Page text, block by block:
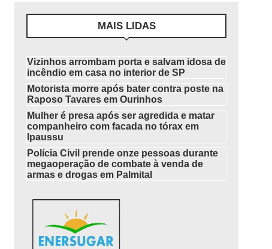
MAIS LIDAS
Vizinhos arrombam porta e salvam idosa de
incêndio em casa no interior de SP
Motorista morre após bater contra poste na
Raposo Tavares em Ourinhos
Mulher é presa após ser agredida e matar
companheiro com facada no tórax em
Ipaussu
Polícia Civil prende onze pessoas durante
megaoperação de combate à venda de
armas e drogas em Palmital